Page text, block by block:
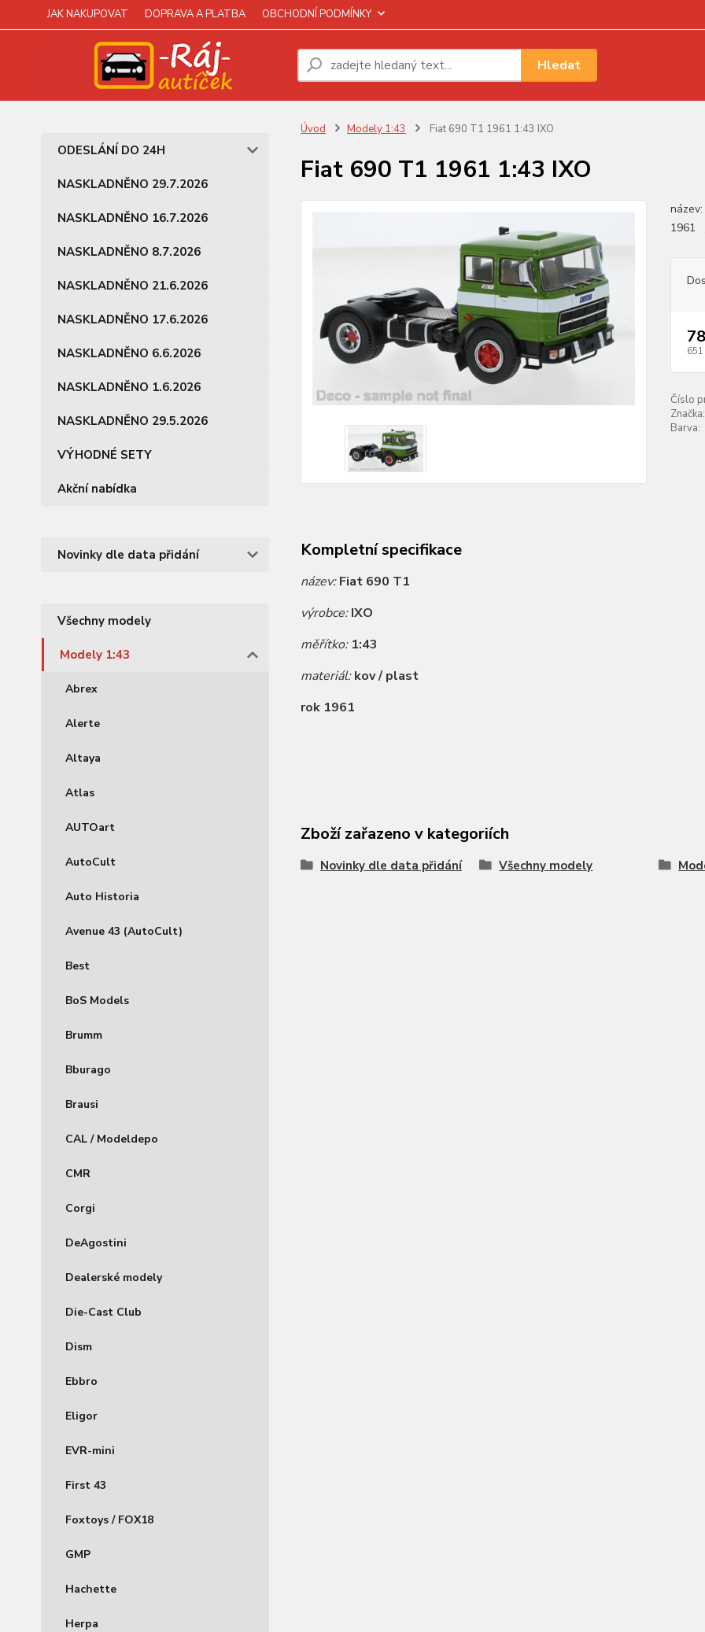
JAK NAKUPOVAT DOPRAVA A PLATBA OBCHODNÍ PODMÍNKY
Hledat
ODESLÁNÍ DO 24H
NASKLADNĚNO 29.7.2026
NASKLADNĚNO 16.7.2026
NASKLADNĚNO 8.7.2026
NASKLADNĚNO 21.6.2026
NASKLADNĚNO 17.6.2026
NASKLADNĚNO 6.6.2026
NASKLADNĚNO 1.6.2026
NASKLADNĚNO 29.5.2026
VÝHODNÉ SETY
Akční nabídka
Novinky dle data přidání
Všechny modely
Modely 1:43
Abrex
Alerte
Altaya
Atlas
AUTOart
AutoCult
Auto Historia
Avenue 43 (AutoCult)
Best
BoS Models
Brumm
Bburago
Brausi
CAL / Modeldepo
CMR
Corgi
DeAgostini
Dealerské modely
Die-Cast Club
Dism
Ebbro
Eligor
EVR-mini
First 43
Foxtoys / FOX18
GMP
Hachette
Herpa
Úvod Modely 1:43 Fiat 690 T1 1961 1:43 IXO
Fiat 690 T1 1961 1:43 IXO
1961
651
Číslo
Značka:
Barva:
Kompletní specifikace
název:Fiat 690 T1
výrobce:IXO
měřítko: 1:43
materiál:kov / plast
rok 1961
Zboží zařazeno v kategoriích
Novinky dle data přidání Všechny modely